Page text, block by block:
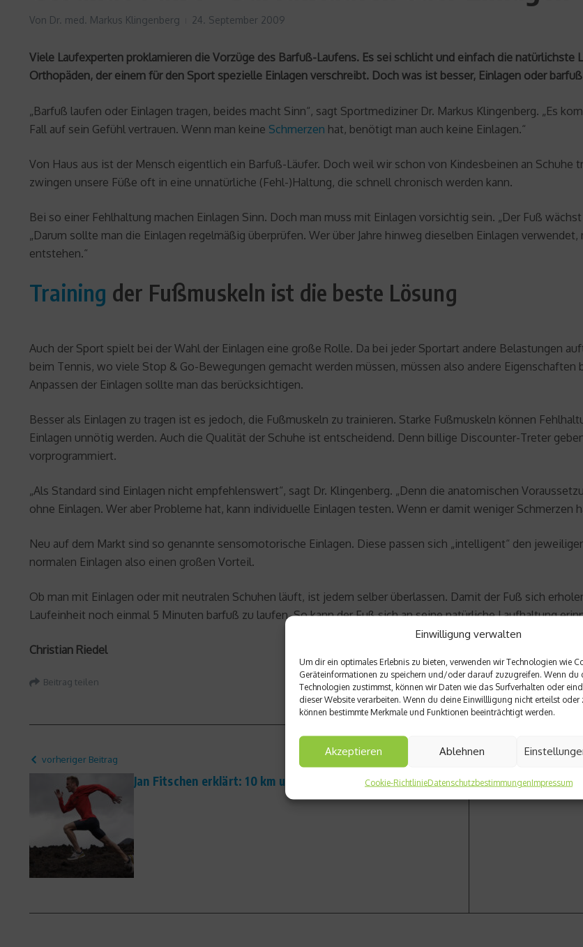
Einwilligung verwalten
Um dir ein optimales Erlebnis zu bieten, verwenden wir Technologien wie
Geräteinformationen zu speichern und/oder darauf zuzugreifen. Wenn du
Technologien zustimmst, können wir Daten wie das Surfverhalten oder
dieser Website verarbeiten. Wenn du deine Einwillligung nicht erteilst oder
können bestimmte Merkmale und Funktionen beeinträchtigt werden.
Akzeptieren Ablehnen
Cookie-RichtlinieDatenschutzbestimmungenImpressum
Von Dr. med. Markus Klingenberg 24. September 2009
Viele Laufexperten proklamieren die Vorzüge des Barfuß-Laufens. Es sei schlicht und einfach die
Orthopäden, der einem für den Sport spezielle Einlagen verschreibt. Doch was ist besser, Einlagen oder
„Barfuß laufen oder Einlagen tragen, beides macht Sinn“, sagt Sportmediziner Dr. Markus Klingenberg. „Es
Fall auf sein Gefühl vertrauen. Wenn man keine Schmerzen hat, benötigt man auch keine Einlagen.“
Von Haus aus ist der Mensch eigentlich ein Barfuß-Läufer. Doch weil wir schon von Kindesbeinen an Schuhe
zwingen unsere Füße oft in eine unnatürliche (Fehl-)Haltung, die schnell chronisch werden kann.
Bei so einer Fehlhaltung machen Einlagen Sinn. Doch man muss mit Einlagen vorsichtig sein. „Der Fuß
„Darum sollte man die Einlagen regelmäßig überprüfen. Wer über Jahre hinweg dieselben Einlagen
entstehen.“
Training der Fußmuskeln ist die beste Lösung
Auch der Sport spielt bei der Wahl der Einlagen eine große Rolle. Da bei jeder Sportart andere Belastungen
beim Tennis, wo viele Stop & Go-Bewegungen gemacht werden müssen, müssen also andere
Anpassen der Einlagen sollte man das berücksichtigen.
Besser als Einlagen zu tragen ist es jedoch, die Fußmuskeln zu trainieren. Starke Fußmuskeln können
Einlagen unnötig werden. Auch die Qualität der Schuhe ist entscheidend. Denn billige Discounter-Treter
vorprogrammiert.
„Als Standard sind Einlagen nicht empfehlenswert“, sagt Dr. Klingenberg. „Denn die anatomischen
ohne Einlagen. Wer aber Probleme hat, kann individuelle Einlagen testen. Wenn er damit weniger Schmerzen
Neu auf dem Markt sind so genannte sensomotorische Einlagen. Diese passen sich „intelligent“ den
normalen Einlagen also einen großen Vorteil.
Ob man mit Einlagen oder mit neutralen Schuhen läuft, ist jedem selber überlassen. Damit der Fuß sich
Laufeinheit noch einmal 5 Minuten barfuß zu laufen. So kann der Fuß sich an seine natürliche Laufhaltung
Christian Riedel
Beitrag teilen
vorheriger Beitrag
Jan Fitschen erklärt: 10 km unter 45 min Bauch-Workout mit